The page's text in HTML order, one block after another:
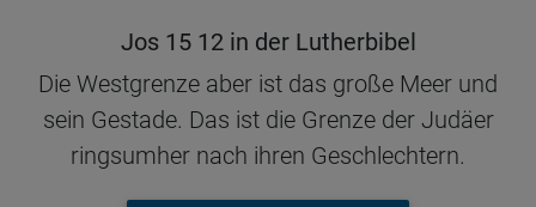
Jos 15 12 in der Lutherbibel
Die Westgrenze aber ist das große Meer und
sein Gestade. Das ist die Grenze der Judäer
ringsumher nach ihren Geschlechtern.